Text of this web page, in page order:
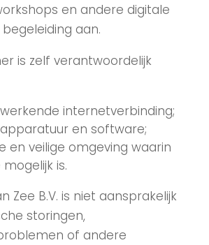
en andere digitale
aan.
is zelf verantwoordelijk
internetverbinding;
en software;
en veilige omgeving waarin
is.
Zee B.V. is niet aansprakelijk
storingen,
of andere